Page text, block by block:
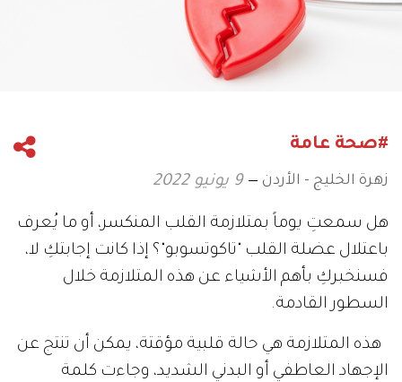
#صحة عامة
زهرة الخليج - الأردن 9 يونيو 2022
هل سمعتِ يوماً بمتلازمة القلب المنكسر، أو ما يُعرف
باعتلال عضلة القلب "تاكوتسوبو"؟ إذا كانت إجابتكِ لا،
فسنخبركِ بأهم الأشياء عن هذه المتلازمة خلال
السطور القادمة.
هذه المتلازمة هي حالة قلبية مؤقتة، يمكن أن تنتج عن
الإجهاد العاطفي أو البدني الشديد، وجاءت كلمة